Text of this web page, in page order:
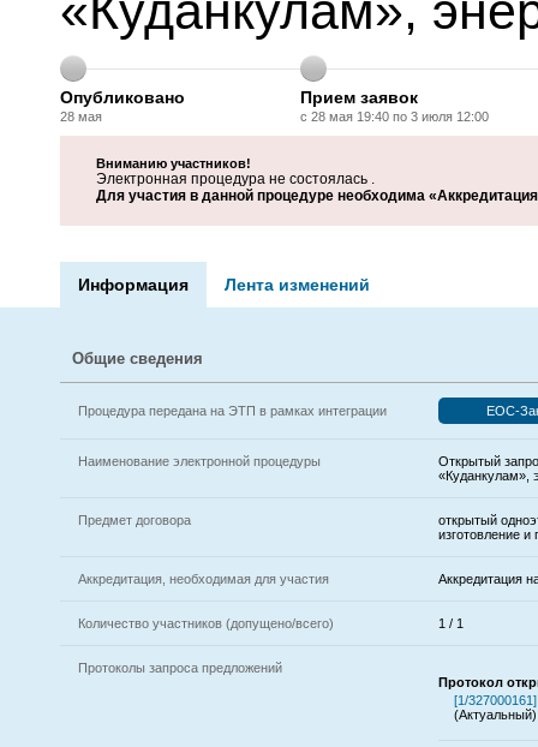
Опубликовано
28 мая
Прием заявок
с 28 мая 19:40 по 3 июля 12:00
Вниманию участников!
Электронная процедура не состоялась .
Для участия в данной процедуре необходима
Информация Лента изменений
Общие сведения
Процедура передана на ЭТП в рамках интеграции ЕОС-
Наименование электронной процедуры
Открытый
«Куданкулам»,
Предмет договора
открытый
изготовление
Аккредитация, необходимая для участия Аккредитация
Количество участников (допущено/всего) 1 / 1
Протоколы запроса предложений
Протокол
[1/
(Актуальный)